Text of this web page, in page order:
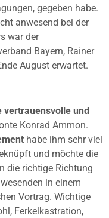
gegeben habe.
anwesend bei der
war der
Bayern, Rainer
August erwartet.
vertrauensvolle und
Konrad Ammon.
habe ihm sehr viel
und möchte die
die richtige Richtung
in einem
Vortrag. Wichtige
Ferkelkastration,